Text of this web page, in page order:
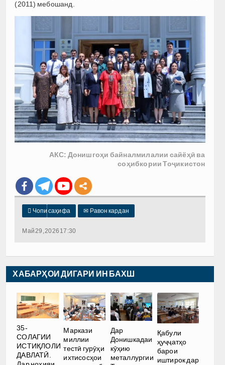
(2011) мебошанд.
АКС: Донишгоҳи байналмилалии сайёҳӣ ва
соҳибкории Тоҷикистон
 Чопи саҳифа ✉ Равон кардан
Май 29, 2026 17:30
ХАБАРҲОИ ДИГАРИ ИН БАХШ
35-
СОЛАГИИ
ИСТИҚЛОЛИ
ДАВЛАТӢ.
Маркази
миллии
тестӣ гурӯҳи
ихтисосҳои
Дар
Донишкадаи
кӯҳию
металлургии
Қабули
ҳуҷҷатҳо
барои
иштирок дар